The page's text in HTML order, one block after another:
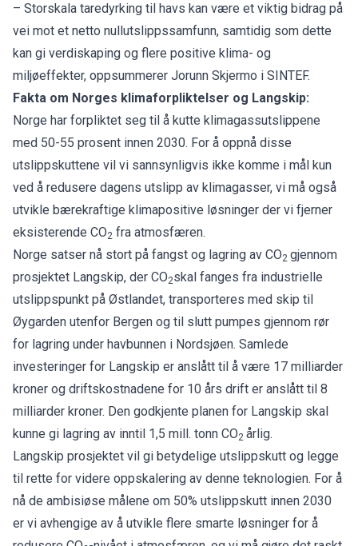
– Storskala taredyrking til havs kan være et viktig bidrag på
vei mot et netto nullutslippssamfunn, samtidig som dette
kan gi verdiskaping og flere positive klima- og
miljøeffekter, oppsummerer Jorunn Skjermo i SINTEF.
Fakta om Norges klimaforpliktelser og Langskip:
Norge har forpliktet seg til å kutte klimagassutslippene
med 50-55 prosent innen 2030. For å oppnå disse
utslippskuttene vil vi sannsynligvis ikke komme i mål kun
ved å redusere dagens utslipp av klimagasser, vi må også
utvikle bærekraftige klimapositive løsninger der vi fjerner
eksisterende CO2 fra atmosfæren.
Norge satser nå stort på fangst og lagring av CO2 gjennom
prosjektet Langskip, der CO2skal fanges fra industrielle
utslippspunkt på Østlandet, transporteres med skip til
Øygarden utenfor Bergen og til slutt pumpes gjennom rør
for lagring under havbunnen i Nordsjøen. Samlede
investeringer for Langskip er anslått til å være 17 milliarder
kroner og driftskostnadene for 10 års drift er anslått til 8
milliarder kroner. Den godkjente planen for Langskip skal
kunne gi lagring av inntil 1,5 mill. tonn CO2 årlig.
Langskip prosjektet vil gi betydelige utslippskutt og legge
til rette for videre oppskalering av denne teknologien. For å
nå de ambisiøse målene om 50% utslippskutt innen 2030
er vi avhengige av å utvikle flere smarte løsninger for å